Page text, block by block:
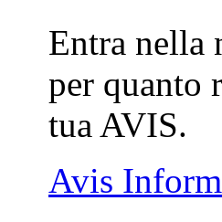
Entra nella
per quanto
tua AVIS.
Avis